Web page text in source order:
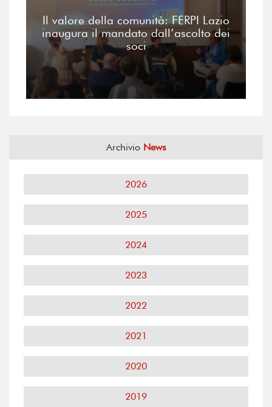
Il valore della comunità: FERPI Lazio
inaugura il mandato dall’ascolto dei
soci
Archivio News
2026
2025
2024
2023
2022
2021
2020
2019